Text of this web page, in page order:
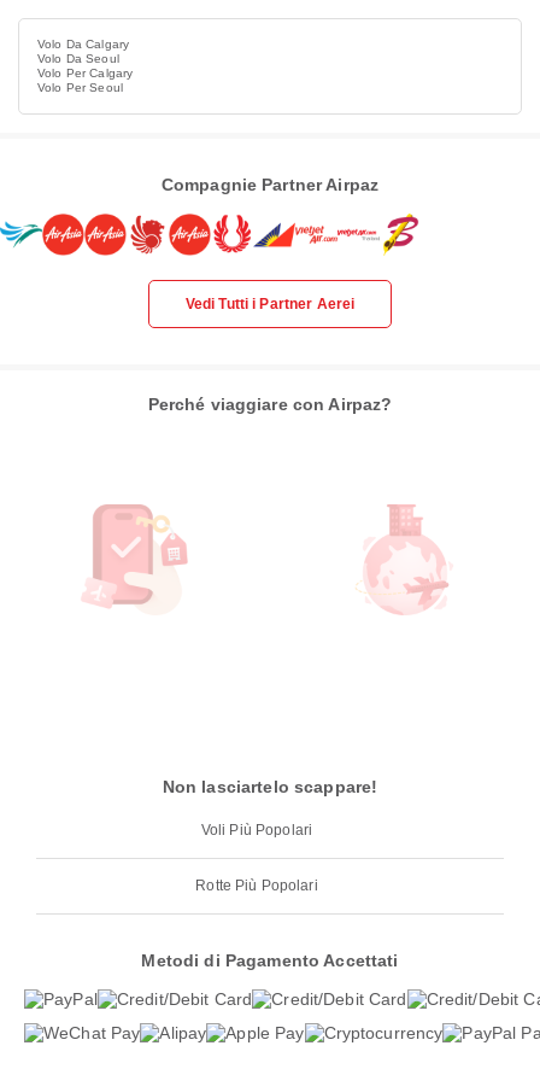
Volo Da Calgary
Volo Da Seoul
Volo Per Calgary
Volo Per Seoul
Compagnie Partner Airpaz
Vedi Tutti i Partner Aerei
Perché viaggiare con Airpaz?
Non lasciartelo scappare!
Voli Più Popolari
Rotte Più Popolari
Metodi di Pagamento Accettati